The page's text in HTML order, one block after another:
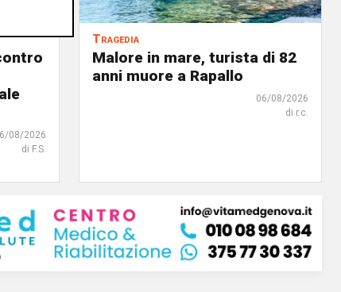
08/2026
di F.S.
Tragedia
Malore in mare, turista di 82
anni muore a Rapallo
06/08/2026
di r.c.